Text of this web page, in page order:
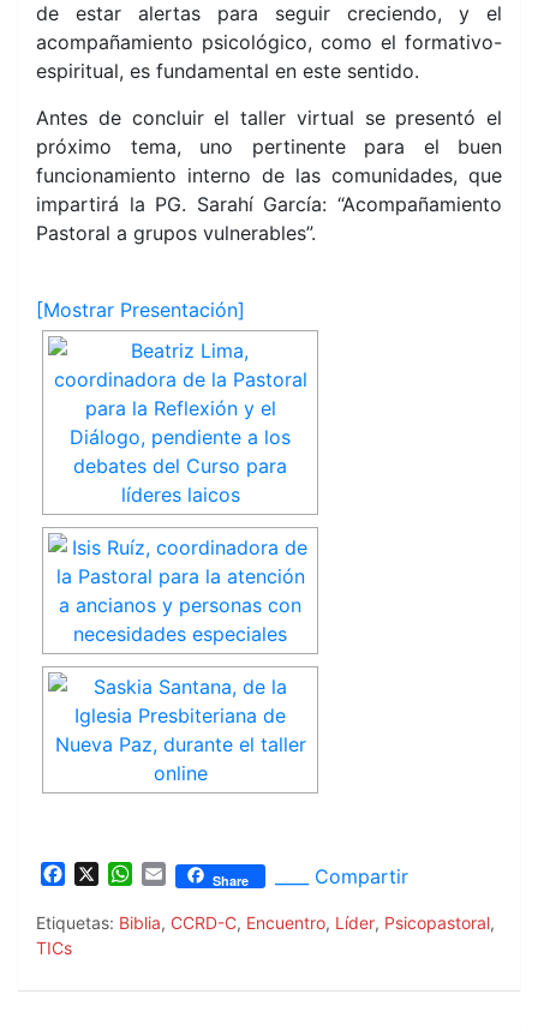
de estar alertas para seguir creciendo, y el
acompañamiento psicológico, como el formativo-
espiritual, es fundamental en este sentido.
Antes de concluir el taller virtual se presentó el
próximo tema, uno pertinente para el buen
funcionamiento interno de las comunidades, que
impartirá la PG. Sarahí García: “Acompañamiento
Pastoral a grupos vulnerables”.
[Mostrar Presentación]
c
e
o
W
a
A
E
a
Share ____ Compartir
Etiquetas: Biblia, CCRD-C, Encuentro, Líder, Psicopastoral,
TICs